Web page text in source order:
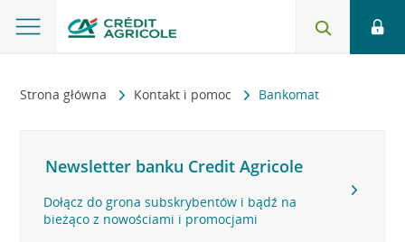
Strona główna Kontakt i pomoc Bankomat
Newsletter banku Credit Agricole
Dołącz do grona subskrybentów i bądź na
bieżąco z nowościami i promocjami